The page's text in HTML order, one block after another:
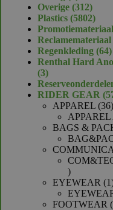
producten
Overige 312312
Plastics 58025802
Promotiemateriaal
Reclamemateriaal
Regenkleding 6464
Renthal Hard
33
producten
RIDER GEAR
APPAREL 36
APPAREL
BAGS &
2
producten
EYEWEAR 1
FOOTWEAR